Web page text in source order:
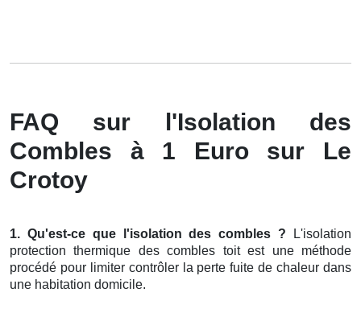
FAQ sur l'Isolation des
Combles à 1 Euro sur Le
Crotoy
1. Qu'est-ce que l'isolation des combles ? L'isolation
protection thermique des combles toit est une méthode
procédé pour limiter contrôler la perte fuite de chaleur dans
une habitation domicile.